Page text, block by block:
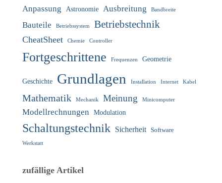
Anpassung Astronomie Ausbreitung Bandbreite
Bauteile Betriebssystem Betriebstechnik
CheatSheet Chemie Controller
Fortgeschrittene Frequenzen Geometrie
Geschichte Grundlagen Installation Internet Kabel
Mathematik Mechanik Meinung Minicomputer
Modellrechnungen Modulation
Schaltungstechnik Sicherheit Software
Werkstatt
zufällige Artikel